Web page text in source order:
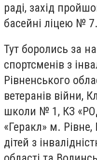
раді, захід
басейні ліцею № 7.
Тут боролись за
спортсменів з
Рівненського
ветеранів війни,
школи № 1, КЗ
«Геракл» м. Рівне,
дітей з